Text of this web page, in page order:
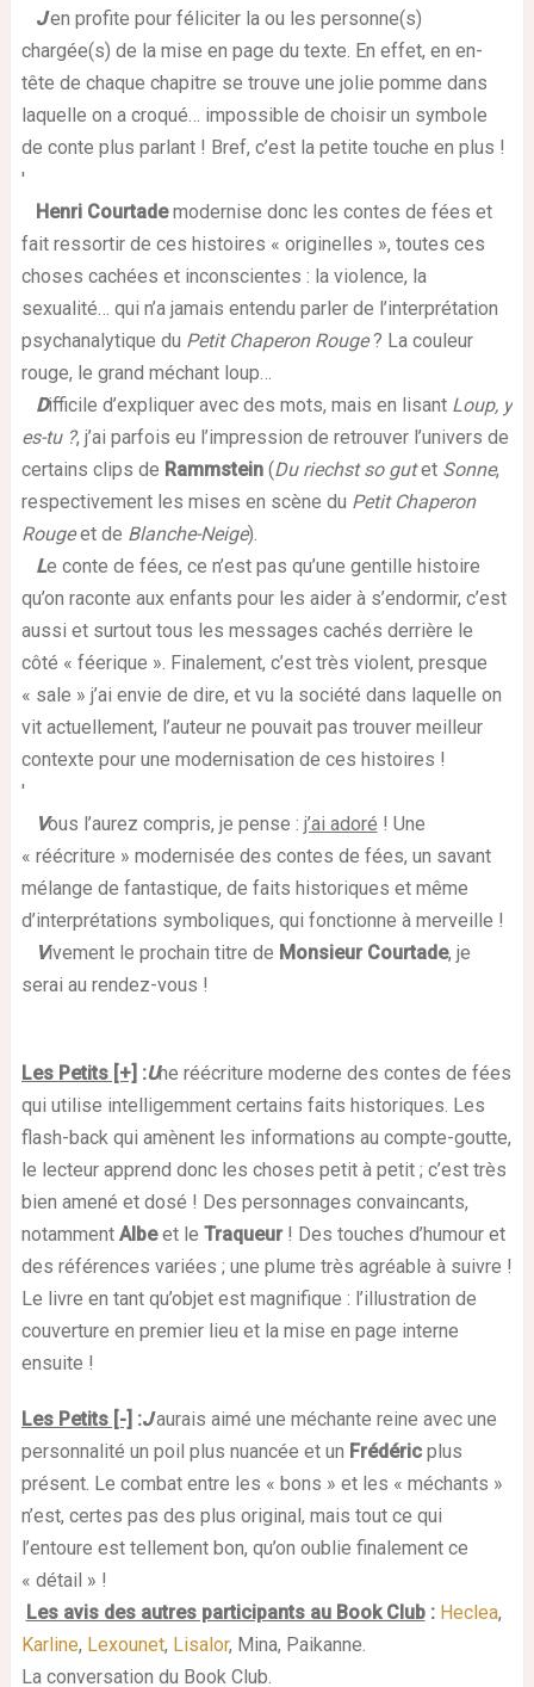
J’en profite pour féliciter la ou les personne(s)
chargée(s) de la mise en page du texte. En effet, en en-
tête de chaque chapitre se trouve une jolie pomme dans
laquelle on a croqué… impossible de choisir un symbole
de conte plus parlant ! Bref, c’est la petite touche en plus !
'
Henri Courtademodernise donc les contes de fées et
fait ressortir de ces histoires « originelles », toutes ces
choses cachées et inconscientes : la violence, la
sexualité… qui n’a jamais entendu parler de l’interprétation
psychanalytique du Petit Chaperon Rouge? La couleur
rouge, le grand méchant loup…
Difficile d’expliquer avec des mots, mais en lisant Loup, y
es-tu ?, j’ai parfois eu l’impression de retrouver l’univers de
certains clips de Rammstein (Du riechst so gutet Sonne,
respectivement les mises en scène du Petit Chaperon
Rougeet de Blanche-Neige).
Le conte de fées, ce n’est pas qu’une gentille histoire
qu’on raconte aux enfants pour les aider à s’endormir, c’est
aussi et surtout tous les messages cachés derrière le
côté « féerique ». Finalement, c’est très violent, presque
« sale » j’ai envie de dire, et vu la société dans laquelle on
vit actuellement, l’auteur ne pouvait pas trouver meilleur
contexte pour une modernisation de ces histoires !
'
Vous l’aurez compris, je pense : j’ai adoré ! Une
« réécriture » modernisée des contes de fées, un savant
mélange de fantastique, de faits historiques et même
d’interprétations symboliques, qui fonctionne à merveille !
Vivement le prochain titre de Monsieur Courtade, je
serai au rendez-vous !
Les Petits [+] :Une réécriture moderne des contes de fées
qui utilise intelligemment certains faits historiques. Les
flash-back qui amènent les informations au compte-goutte,
le lecteur apprend donc les choses petit à petit ; c’est très
bien amené et dosé ! Des personnages convaincants,
notamment Albeet le Traqueur ! Des touches d’humour et
des références variées ; une plume très agréable à suivre !
Le livre en tant qu’objet est magnifique : l’illustration de
couverture en premier lieu et la mise en page interne
ensuite !
Les Petits [-] :J’aurais aimé une méchante reine avec une
personnalité un poil plus nuancée et un Frédéric plus
présent. Le combat entre les « bons » et les « méchants »
n’est, certes pas des plus original, mais tout ce qui
l’entoure est tellement bon, qu’on oublie finalement ce
« détail » !
Les avis des autres participants au Book Club: Heclea,
Karline, Lexounet, Lisalor, Mina, Paikanne.
La conversation du Book Club.